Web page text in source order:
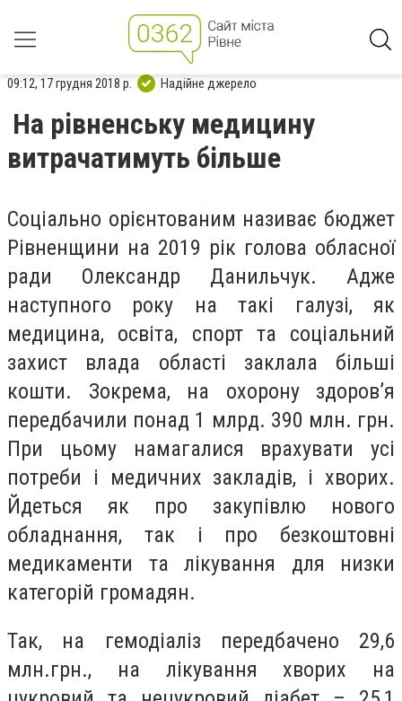
09:12, 17 грудня 2018 р. Надійне джерело
На рівненську медицину
витрачатимуть більше
Соціально орієнтованим називає бюджет
Рівненщини на 2019 рік голова обласної
ради Олександр Данильчук. Адже
наступного року на такі галузі, як
медицина, освіта, спорт та соціальний
захист влада області заклала більші
кошти. Зокрема, на охорону здоров’я
передбачили понад 1 млрд. 390 млн. грн.
При цьому намагалися врахувати усі
потреби і медичних закладів, і хворих.
Йдеться як про закупівлю нового
обладнання, так і про безкоштовні
медикаменти та лікування для низки
категорій громадян.
Так, на гемодіаліз передбачено 29,6
млн.грн., на лікування хворих на